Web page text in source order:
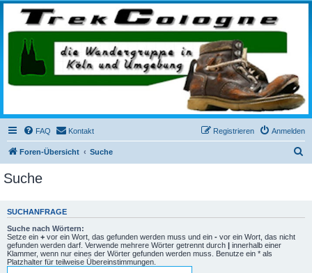
trekcologne.de
Wanderungen rund um Köln
FAQ Kontakt Anmelden
Registrieren
Foren-Übersicht Suche
e
Suche
SUCHANFRAGE
Suche nach Wörtern:
Setze ein + vor ein Wort, das gefunden werden muss und ein - vor ein Wort, das nicht
gefunden werden darf. Verwende mehrere Wörter getrennt durch
innerhalb einer
Klammer, wenn nur eines der Wörter gefunden werden muss. Benutze ein * als
Platzhalter für teilweise Übereinstimmungen.